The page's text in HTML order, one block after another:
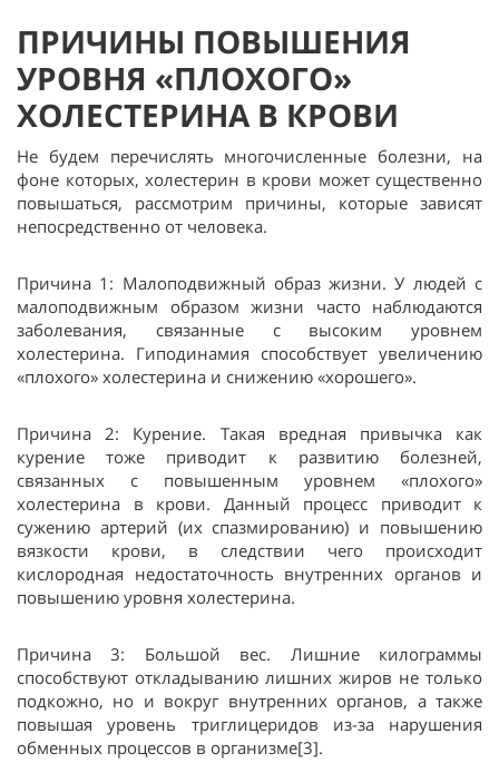
ПРИЧИНЫ ПОВЫШЕНИЯ
УРОВНЯ «ПЛОХОГО»
ХОЛЕСТЕРИНА В КРОВИ
Не будем перечислять многочисленные болезни, на
фоне которых, холестерин в крови может существенно
повышаться, рассмотрим причины, которые зависят
непосредственно от человека.
Причина 1: Малоподвижный образ жизни. У людей с
малоподвижным образом жизни часто наблюдаются
заболевания, связанные с высоким уровнем
холестерина. Гиподинамия способствует увеличению
«плохого» холестерина и снижению «хорошего».
Причина 2: Курение. Такая вредная привычка как
курение тоже приводит к развитию болезней,
связанных с повышенным уровнем «плохого»
холестерина в крови. Данный процесс приводит к
сужению артерий (их спазмированию) и повышению
вязкости крови, в следствии чего происходит
кислородная недостаточность внутренних органов и
повышению уровня холестерина.
Причина 3: Большой вес. Лишние килограммы
способствуют откладыванию лишних жиров не только
подкожно, но и вокруг внутренних органов, а также
повышая уровень триглицеридов из-за нарушения
обменных процессов в организме[3].